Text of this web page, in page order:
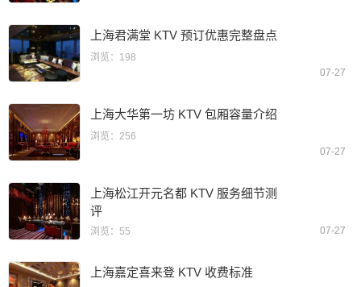
上海君满堂 KTV 预订优惠完整盘点
浏览：198
07-27
上海大华第一坊 KTV 包厢容量介绍
浏览：256
07-27
上海松江开元名都 KTV 服务细节测
评
浏览：55 07-27
上海嘉定喜来登 KTV 收费标准